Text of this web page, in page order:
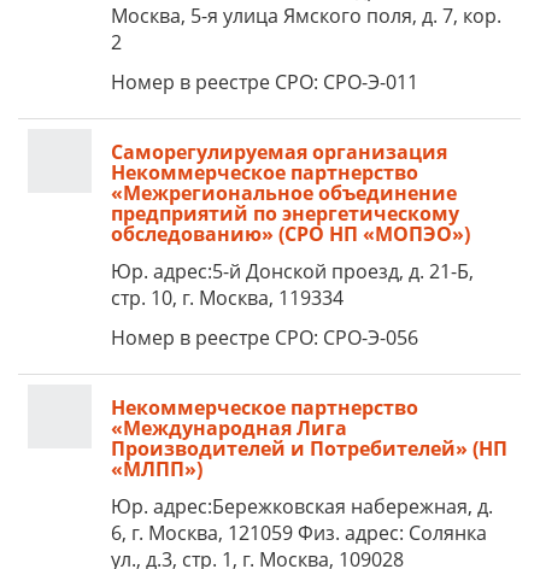
Москва, 5-я улица Ямского поля, д. 7, кор.
2
Номер в реестре СРО: СРО-Э-011
Саморегулируемая организация
Некоммерческое партнерство
«Межрегиональное объединение
предприятий по энергетическому
обследованию» (СРО НП «МОПЭО»)
Юр. адрес:5-й Донской проезд, д. 21-Б,
стр. 10, г. Москва, 119334
Номер в реестре СРО: СРО-Э-056
Некоммерческое партнерство
«Международная Лига
Производителей и Потребителей» (НП
«МЛПП»)
Юр. адрес:Бережковская набережная, д.
6, г. Москва, 121059 Физ. адрес: Солянка
ул., д.3, стр. 1, г. Москва, 109028